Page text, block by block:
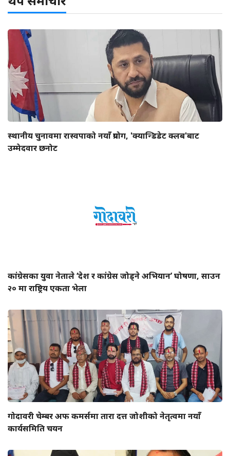
स्थानीय चुनावमा रास्वपाको नयाँ प्रयोग, 'क्यान्डिडेट क्लब'बाट
उम्मेदवार छनोट
कांग्रेसका युवा नेताले ‘देश र कांग्रेस जोड्ने अभियान’ घोषणा, साउन
२० मा राष्ट्रिय एकता भेला
गोदावरी चेम्बर अफ कमर्समा तारा दत्त जोशीको नेतृत्वमा नयाँ
कार्यसमिति चयन